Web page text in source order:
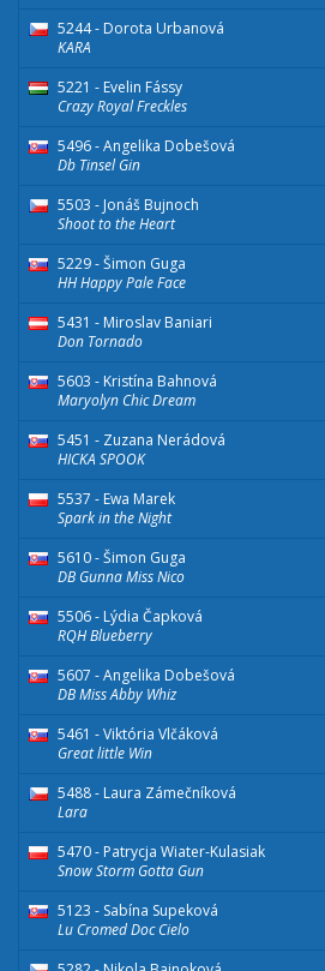
5244 - Dorota Urbanová
KARA
5221 - Evelin Fássy
Crazy Royal Freckles
5496 - Angelika Dobešová
Db Tinsel Gin
5503 - Jonáš Bujnoch
Shoot to the Heart
5229 - Šimon Guga
HH Happy Pale Face
5431 - Miroslav Baniari
Don Tornado
5603 - Kristína Bahnová
Maryolyn Chic Dream
5451 - Zuzana Nerádová
HICKA SPOOK
5537 - Ewa Marek
Spark in the Night
5610 - Šimon Guga
DB Gunna Miss Nico
5506 - Lýdia Čapková
RQH Blueberry
5607 - Angelika Dobešová
DB Miss Abby Whiz
5461 - Viktória Vlčáková
Great little Win
5488 - Laura Zámečníková
Lara
5470 - Patrycja Wiater-Kulasiak
Snow Storm Gotta Gun
5123 - Sabína Supeková
Lu Cromed Doc Cielo